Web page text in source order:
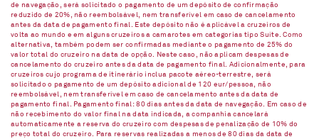
de navegação, será solicitado o pagamento de um depósito de confirmação
reduzido de 20%, não reembolsável, nem transferível em caso de cancelamento
antes da data de pagamento final. Este depósito não é aplicável a cruzeiros de
volta ao mundo e em alguns cruzeiros a camarotes em categorias tipo Suíte. Como
alternativa, também podem ser confirmadas mediante o pagamento de 25% do
valor total do cruzeiro na data de opção. Neste caso, não aplicam despesas de
cancelamento do cruzeiro antes da data de pagamento final. Adicionalmente, para
cruzeiros cujo programa de itinerário inclua pacote aéreo-terrestre, será
solicitado o pagamento de um depósito adicional de 120 eur/pessoa, não
reembolsável, nem transferível em caso de cancelamento antes da data de
pagamento final. Pagamento final: 80 dias antes da data de navegação. Em caso de
não recebimento do valor final na data indicada, a companhia cancelará
automaticamente a reserva do cruzeiro com despesas de penalização de 10% do
preço total do cruzeiro. Para reservas realizadas a menos de 80 dias da data de